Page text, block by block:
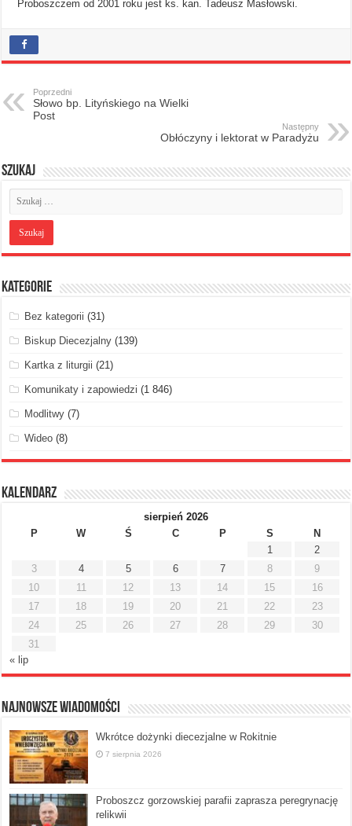
Proboszczem od 2001 roku jest ks. kan. Tadeusz Masłowski.
Poprzedni
Słowo bp. Lityńskiego na Wielki
Post
Następny
Obłóczyny i lektorat w Paradyżu
Szukaj
Kategorie
Bez kategorii (31)
Biskup Diecezjalny (139)
Kartka z liturgii (21)
Komunikaty i zapowiedzi (1 846)
Modlitwy (7)
Wideo (8)
Kalendarz
sierpień 2026
P
W Ś C P S
N
1
2
3
4 5 6 7 8
9
10
11 12 13 14 15
16
17
18 19 20 21 22
23
24
25 26 27 28 29
30
31
« lip
Najnowsze Wiadomości
Wkrótce dożynki diecezjalne w Rokitnie
7 sierpnia 2026
Proboszcz gorzowskiej parafii zaprasza peregrynację
relikwii